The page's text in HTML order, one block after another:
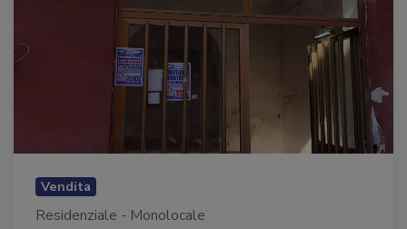
Vendita
Residenziale - Monolocale